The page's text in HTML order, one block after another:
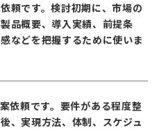
頼です。検討初期に、市場の
品概要、導入実績、前提条
などを把握するために使いま
依頼です。要件がある程度整
、実現方法、体制、スケジュ